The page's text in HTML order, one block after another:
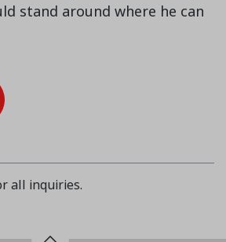
stand around where he can
all inquiries.